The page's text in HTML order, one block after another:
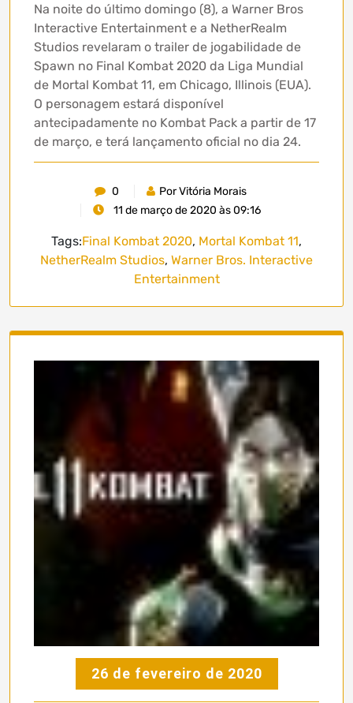
Na noite do último domingo (8), a Warner Bros
Interactive Entertainment e a NetherRealm
Studios revelaram o trailer de jogabilidade de
Spawn no Final Kombat 2020 da Liga Mundial
de Mortal Kombat 11, em Chicago, Illinois (EUA).
O personagem estará disponível
antecipadamente no Kombat Pack a partir de 17
de março, e terá lançamento oficial no dia 24.
0
Por Vitória Morais
11 de março de 2020 às 09:16
Tags:Final Kombat 2020, Mortal Kombat 11,
NetherRealm Studios, Warner Bros. Interactive
Entertainment
26 de fevereiro de 2020